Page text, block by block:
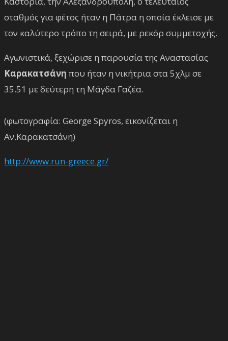
σταθμός για φέτος ήταν η Πάτρα η οποία έκλεισε με
τον καλύτερο τρόπο τη σειρά, με ρεκόρ συμμετοχής.
Αγωνιστικά, ξεχώρισε η παρουσία της Αναστασίας
Καρακατσάνη που ήταν η νικήτρια στα 5χλμ σε
35.51 με δεύτερη τη Μάγδα Γαζέα.
(φωτογραφία: George Spyros, εικονίζεται η
Αν.Καρακατσάνη)
http://www.run-greece.gr/